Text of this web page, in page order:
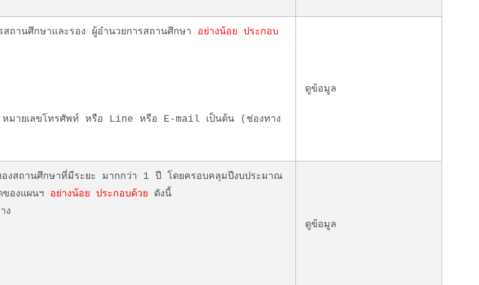
สถานศึกษาและรอง ผู้อำนวยการสถานศึกษา อย่างน้อย ประกอบ
หมายเลขโทรศัพท์ หรือ Line หรือ E-mail เป็นต้น (ช่องทาง
ดูข้อมูล
องสถานศึกษาที่มีระยะ มากกว่า 1 ปี โดยครอบคลุมปีงบประมาณ
ของแผนฯ อย่างน้อย ประกอบด้วย ดังนี้
ง
ดูข้อมูล